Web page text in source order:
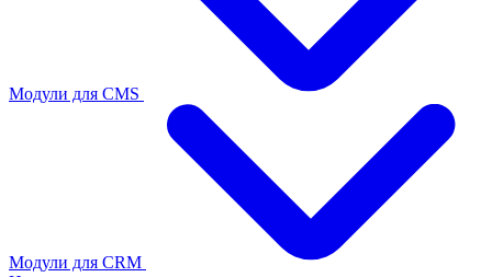
Модули для CMS
Модули для CRM